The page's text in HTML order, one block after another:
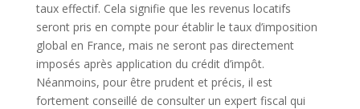
taux effectif. Cela signifie que les revenus locatifs
seront pris en compte pour établir le taux d’imposition
global en France, mais ne seront pas directement
imposés après application du crédit d’impôt.
Néanmoins, pour être prudent et précis, il est
fortement conseillé de consulter un expert fiscal qui